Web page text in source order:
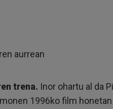
aurrean
trena. Inor ohartu al da
1996ko film